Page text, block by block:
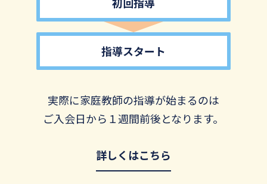
指導スタート
実際に家庭教師の指導が始まるのは
ご入会日から１週間前後となります。
詳しくはこちら